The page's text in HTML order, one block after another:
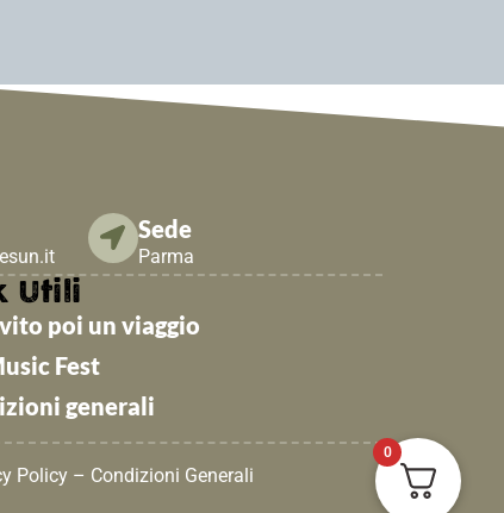
Sede
Parma
Utili
poi un viaggio
Fest
generali
Policy – Condizioni Generali
0